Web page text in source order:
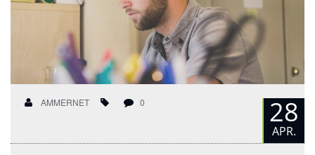
AMMERNET 0 28
APR.